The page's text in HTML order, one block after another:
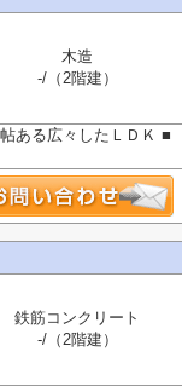
木造
-/（2階建）
ある広々したＬＤＫ ■
鉄筋コンクリート
-/（2階建）